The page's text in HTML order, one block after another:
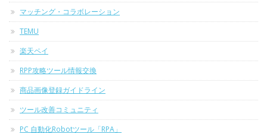
マッチング・コラボレーション
TEMU
楽天ペイ
RPP攻略ツール情報交換
商品画像登録ガイドライン
ツール改善コミュニティ
PC 自動化Robotツール「RPA」